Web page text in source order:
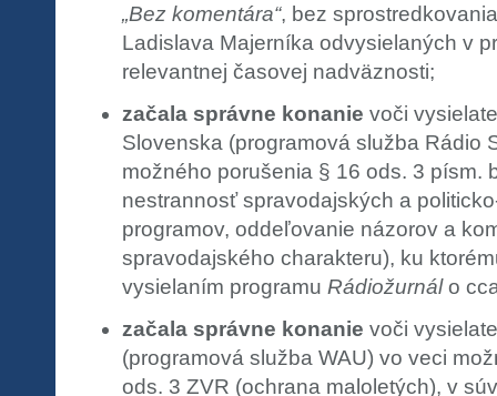
„Bez komentára“, bez
Ladislava Majerníka odvysielaných v
relevantnej časovej nadväznosti;
začala správne konanie voči
Slovenska (programová služba Rádio
možného porušenia § 16 ods. 3 písm.
nestrannosť spravodajských a
programov, oddeľovanie názorov a
spravodajského charakteru), ku
vysielaním programu Rádiožurnálo
začala správne konanie voči
(programová služba WAU) vo veci
ods. 3 ZVR (ochrana maloletých), v